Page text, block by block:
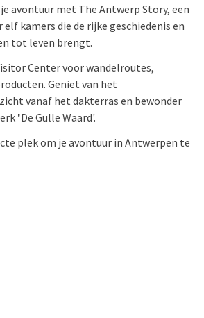
avontuur met The Antwerp Story, een
kamers die de rijke geschiedenis en
tot leven brengt.
Center voor wandelroutes,
Geniet van het
vanaf het dakterras en bewonder
'De Gulle Waard'.
plek om je avontuur in Antwerpen te